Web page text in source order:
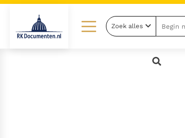
Lezen
Over RK
Zoek alles